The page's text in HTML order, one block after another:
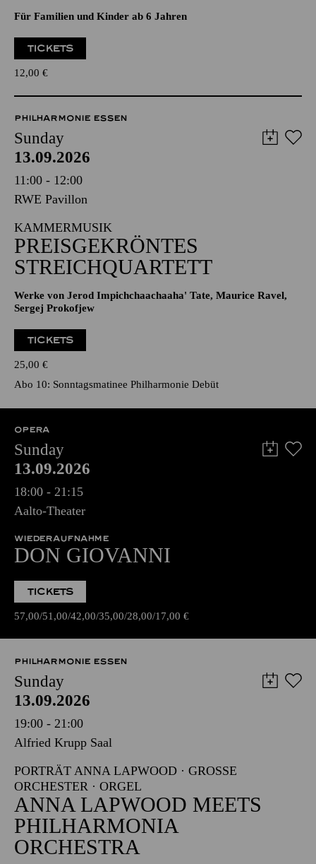
Für Familien und Kinder ab 6 Jahren
TICKETS
12,00 €
PHILHARMONIE ESSEN
Sunday
13.09.2026
11:00 - 12:00
RWE Pavillon
KAMMERMUSIK
PREISGEKRÖNTES
STREICHQUARTETT
Werke von Jerod Impichchaachaaha' Tate, Maurice Ravel,
Sergej Prokofjew
TICKETS
25,00 €
Abo 10: Sonntagsmatinee Philharmonie Debüt
OPERA
Sunday
13.09.2026
18:00 - 21:15
Aalto-Theater
WIEDERAUFNAHME
DON GIOVANNI
TICKETS
57,00 51,00 42,00 35,00 28,00 17,00 €
PHILHARMONIE ESSEN
Sunday
13.09.2026
19:00 - 21:00
Alfried Krupp Saal
PORTRÄT ANNA LAPWOOD · GROSSE O
RCHESTER · ORGEL
ANNA LAPWOOD MEETS
PHILHARMONIA
ORCHESTRA